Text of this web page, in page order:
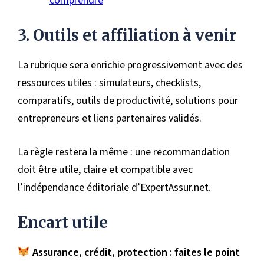
3. Outils et affiliation à venir
La rubrique sera enrichie progressivement avec des
ressources utiles : simulateurs, checklists,
comparatifs, outils de productivité, solutions pour
entrepreneurs et liens partenaires validés.
La règle restera la même : une recommandation
doit être utile, claire et compatible avec
l’indépendance éditoriale d’ExpertAssur.net.
Encart utile
Assurance, crédit, protection : faites le point